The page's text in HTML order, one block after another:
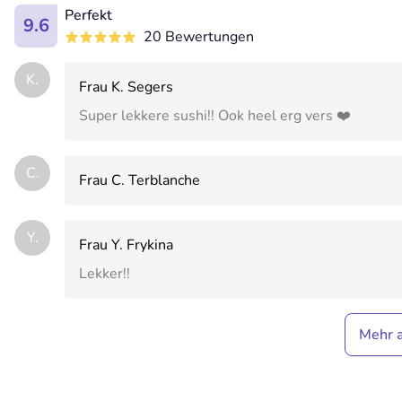
9.6
Perfekt
20 Bewertungen
K.
Frau K. Segers
Super lekkere sushi!! Ook heel erg vers ❤️
C. Frau C. Terblanche
Y.
Frau Y. Frykina
Lekker!!
Mehr